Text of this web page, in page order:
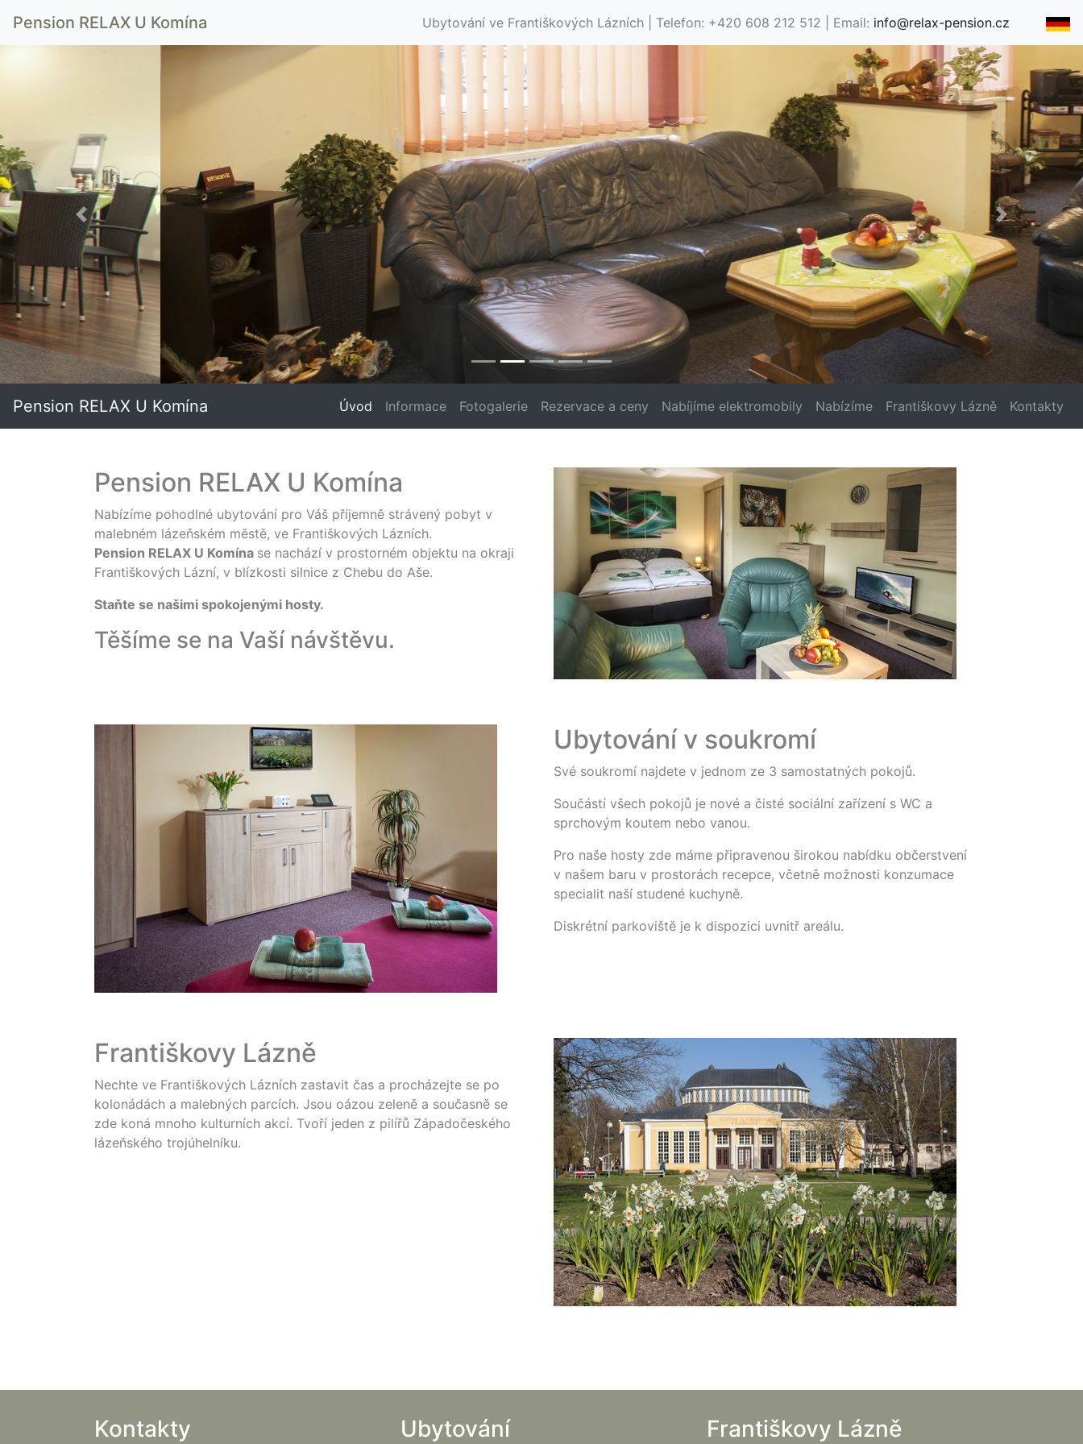
Pension RELAX U Komína Ubytování ve Františkových Lázních | Telefon: +420 608 212 512 | Email: info@relax-pension.cz
Previous Next
Pension RELAX U Komína Úvod Informace Fotogalerie Rezervace a ceny Nabíjíme elektromobily Nabízíme Františkovy Lázně Kontakty
Pension RELAX U Komína
Nabízíme pohodlné ubytování pro Váš příjemně strávený pobyt v
malebném lázeňském městě, ve Františkových Lázních.
Pension RELAX U Komína se nachází v prostorném objektu na okraji
Františkových Lázní, v blízkosti silnice z Chebu do Aše.
Staňte se našimi spokojenými hosty.
Těšíme se na Vaší návštěvu.
Ubytování v soukromí
Své soukromí najdete v jednom ze 3 samostatných pokojů.
Součástí všech pokojů je nové a čisté sociální zařízení s WC a
sprchovým koutem nebo vanou.
Pro naše hosty zde máme připravenou širokou nabídku občerstvení
v našem baru v prostorách recepce, včetně možnosti konzumace
specialit naší studené kuchyně.
Diskrétní parkoviště je k dispozici uvnitř areálu.
Františkovy Lázně
Nechte ve Františkových Lázních zastavit čas a procházejte se po
kolonádách a malebných parcích. Jsou oázou zeleně a současně se
zde koná mnoho kulturních akcí. Tvoří jeden z pilířů Západočeského
lázeňského trojúhelníku.
Kontakty Ubytování Františkovy Lázně